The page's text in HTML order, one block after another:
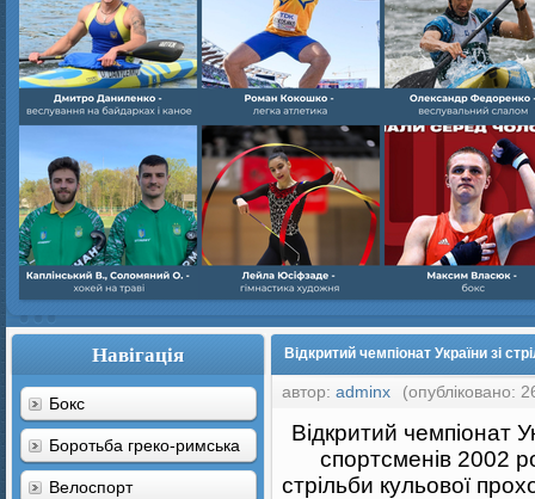
Навігація
Бокс
Боротьба греко-римська
Велоспорт
Відкритий чемпіонат України зі
автор: adminx (опубліковано:
Відкритий чемпіонат
спортсменів 2002
стрільби кульової